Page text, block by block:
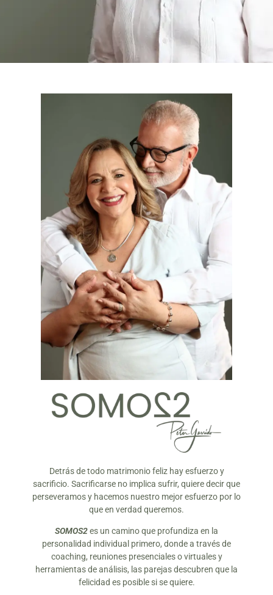
Detrás de todo matrimonio feliz hay esfuerzo y
sacrificio. Sacrificarse no implica sufrir, quiere decir que
perseveramos y hacemos nuestro mejor esfuerzo por lo
que en verdad queremos.
SOMOS2es un camino que profundiza en la
personalidad individual primero, donde a través de
coaching, reuniones presenciales o virtuales y
herramientas de análisis, las parejas descubren que la
felicidad es posible si se quiere.